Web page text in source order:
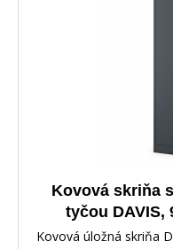
Kovová skriňa
tyčou DAVIS,
Kovová úložná skriňa